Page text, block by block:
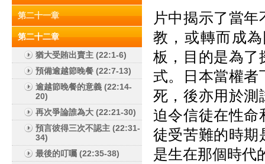
第二十一章
第二十二章
猶大受賄出賣主 (22:1-6)
預備逾越節晚餐 (22:7-13)
逾越節晚餐的意義 (22:14-
20)
再次爭論誰為大 (22:21-30)
預言彼得三次不認主 (22:31-
34)
最後的叮囑 (22:35-38)
片中揭示了當
教，或轉而成
板，目的是為了
式。日本當權者
死，後亦用於測
迫令信徒在性命
徒受苦難的時期
是生在那個時代